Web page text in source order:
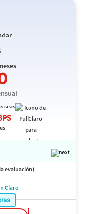
seas
evaluación)